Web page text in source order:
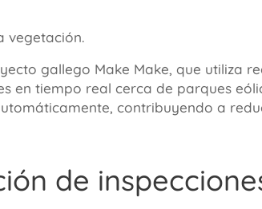
vegetación.
gallego Make Make, que utiliza
en tiempo real cerca de parques
contribuyendo a
de